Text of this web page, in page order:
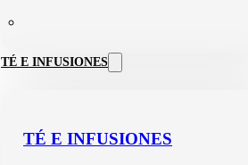
TÉ E INFUSIONES
TÉ E INFUSIONES